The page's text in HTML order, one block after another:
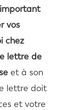
vos
chez
lettre de
et à son
lettre doit
et votre